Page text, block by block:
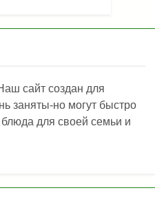
сайт создан для
заняты-но могут быстро
для своей семьи и